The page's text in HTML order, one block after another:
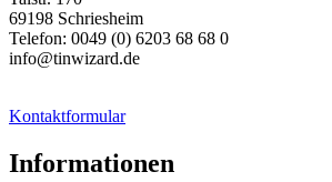
69198 Schriesheim
Telefon: 0049 (0) 6203 68 68 0
info@tinwizard.de
Kontaktformular
Informationen